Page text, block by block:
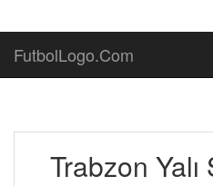
FutbolLogo.Com
Trabzon